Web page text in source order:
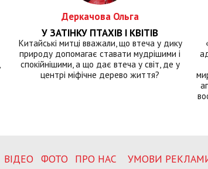
Деркачова Ольга
У ЗАТІНКУ ПТАХІВ І КВІТІВ
Китайські митці вважали, що втеча у дику
природу допомагає ставати мудрішими і
спокійнішими, а що дає втеча у світ, де у
центрі міфічне дерево життя?
ВІДЕО ФОТО ПРО НАС УМОВИ